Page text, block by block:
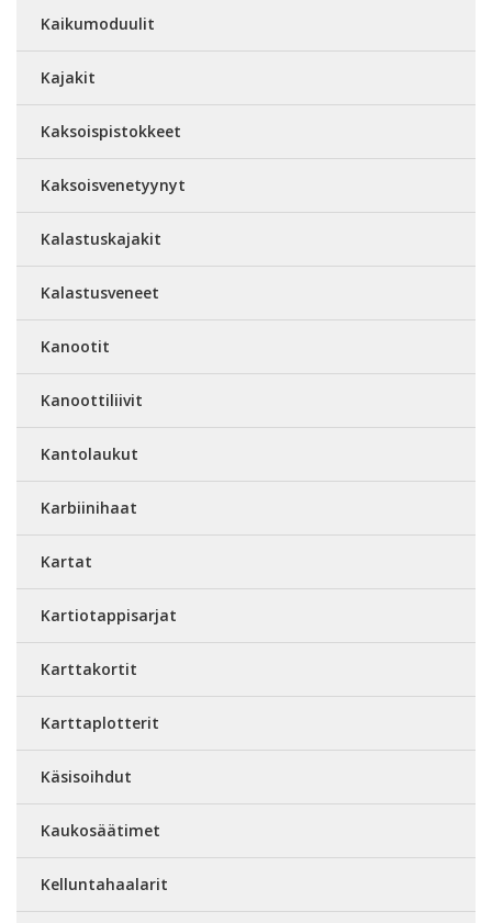
Kaikumoduulit
Kajakit
Kaksoispistokkeet
Kaksoisvenetyynyt
Kalastuskajakit
Kalastusveneet
Kanootit
Kanoottiliivit
Kantolaukut
Karbiinihaat
Kartat
Kartiotappisarjat
Karttakortit
Karttaplotterit
Käsisoihdut
Kaukosäätimet
Kelluntahaalarit